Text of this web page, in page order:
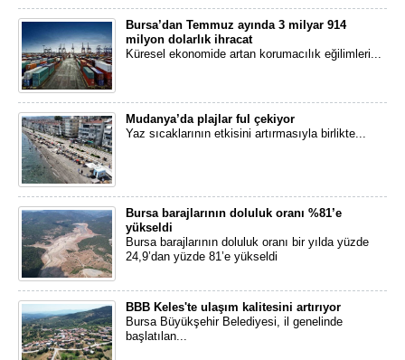
Bursa’dan Temmuz ayında 3 milyar 914
milyon dolarlık ihracat
Küresel ekonomide artan korumacılık eğilimleri...
Mudanya’da plajlar ful çekiyor
Yaz sıcaklarının etkisini artırmasıyla birlikte...
Bursa barajlarının doluluk oranı %81’e
yükseldi
Bursa barajlarının doluluk oranı bir yılda yüzde
24,9’dan yüzde 81’e yükseldi
BBB Keles'te ulaşım kalitesini artırıyor
Bursa Büyükşehir Belediyesi, il genelinde
başlatılan...